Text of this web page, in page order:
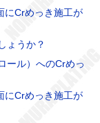
にCrめっき施工が
ょうか？
ール）へのCrめっ
にCrめっき施工が